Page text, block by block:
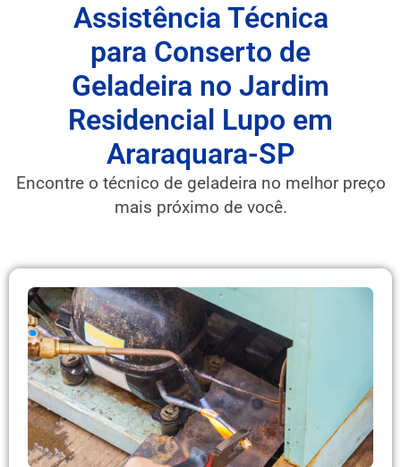
Assistência Técnica
para Conserto de
Geladeira no Jardim
Residencial Lupo em
Araraquara-SP
Encontre o técnico de geladeira no melhor preço
mais próximo de você.